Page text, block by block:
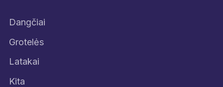
Dangčiai
Grotelės
Latakai
Kita